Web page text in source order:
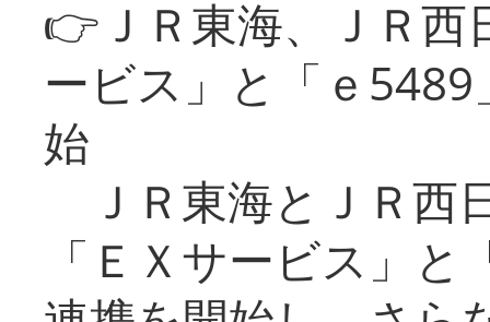
👉ＪＲ東海、ＪＲ
ービス」と「ｅ
始
ＪＲ東海とＪＲ西
「ＥＸサービス」